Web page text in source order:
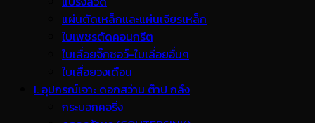
แผ่นตัดเหล็กและแผ่นเจียรเหล็ก
ใบเพชรตัดคอนกรีต
ใบเลื่อยจิ๊กซอว์-ใบเลื่อยอื่นๆ
ใบเลื่อยวงเดือน
I. อุปกรณ์เจาะ ดอกสว่าน ต๊าป กลึง
กระบอกคอริ่ง